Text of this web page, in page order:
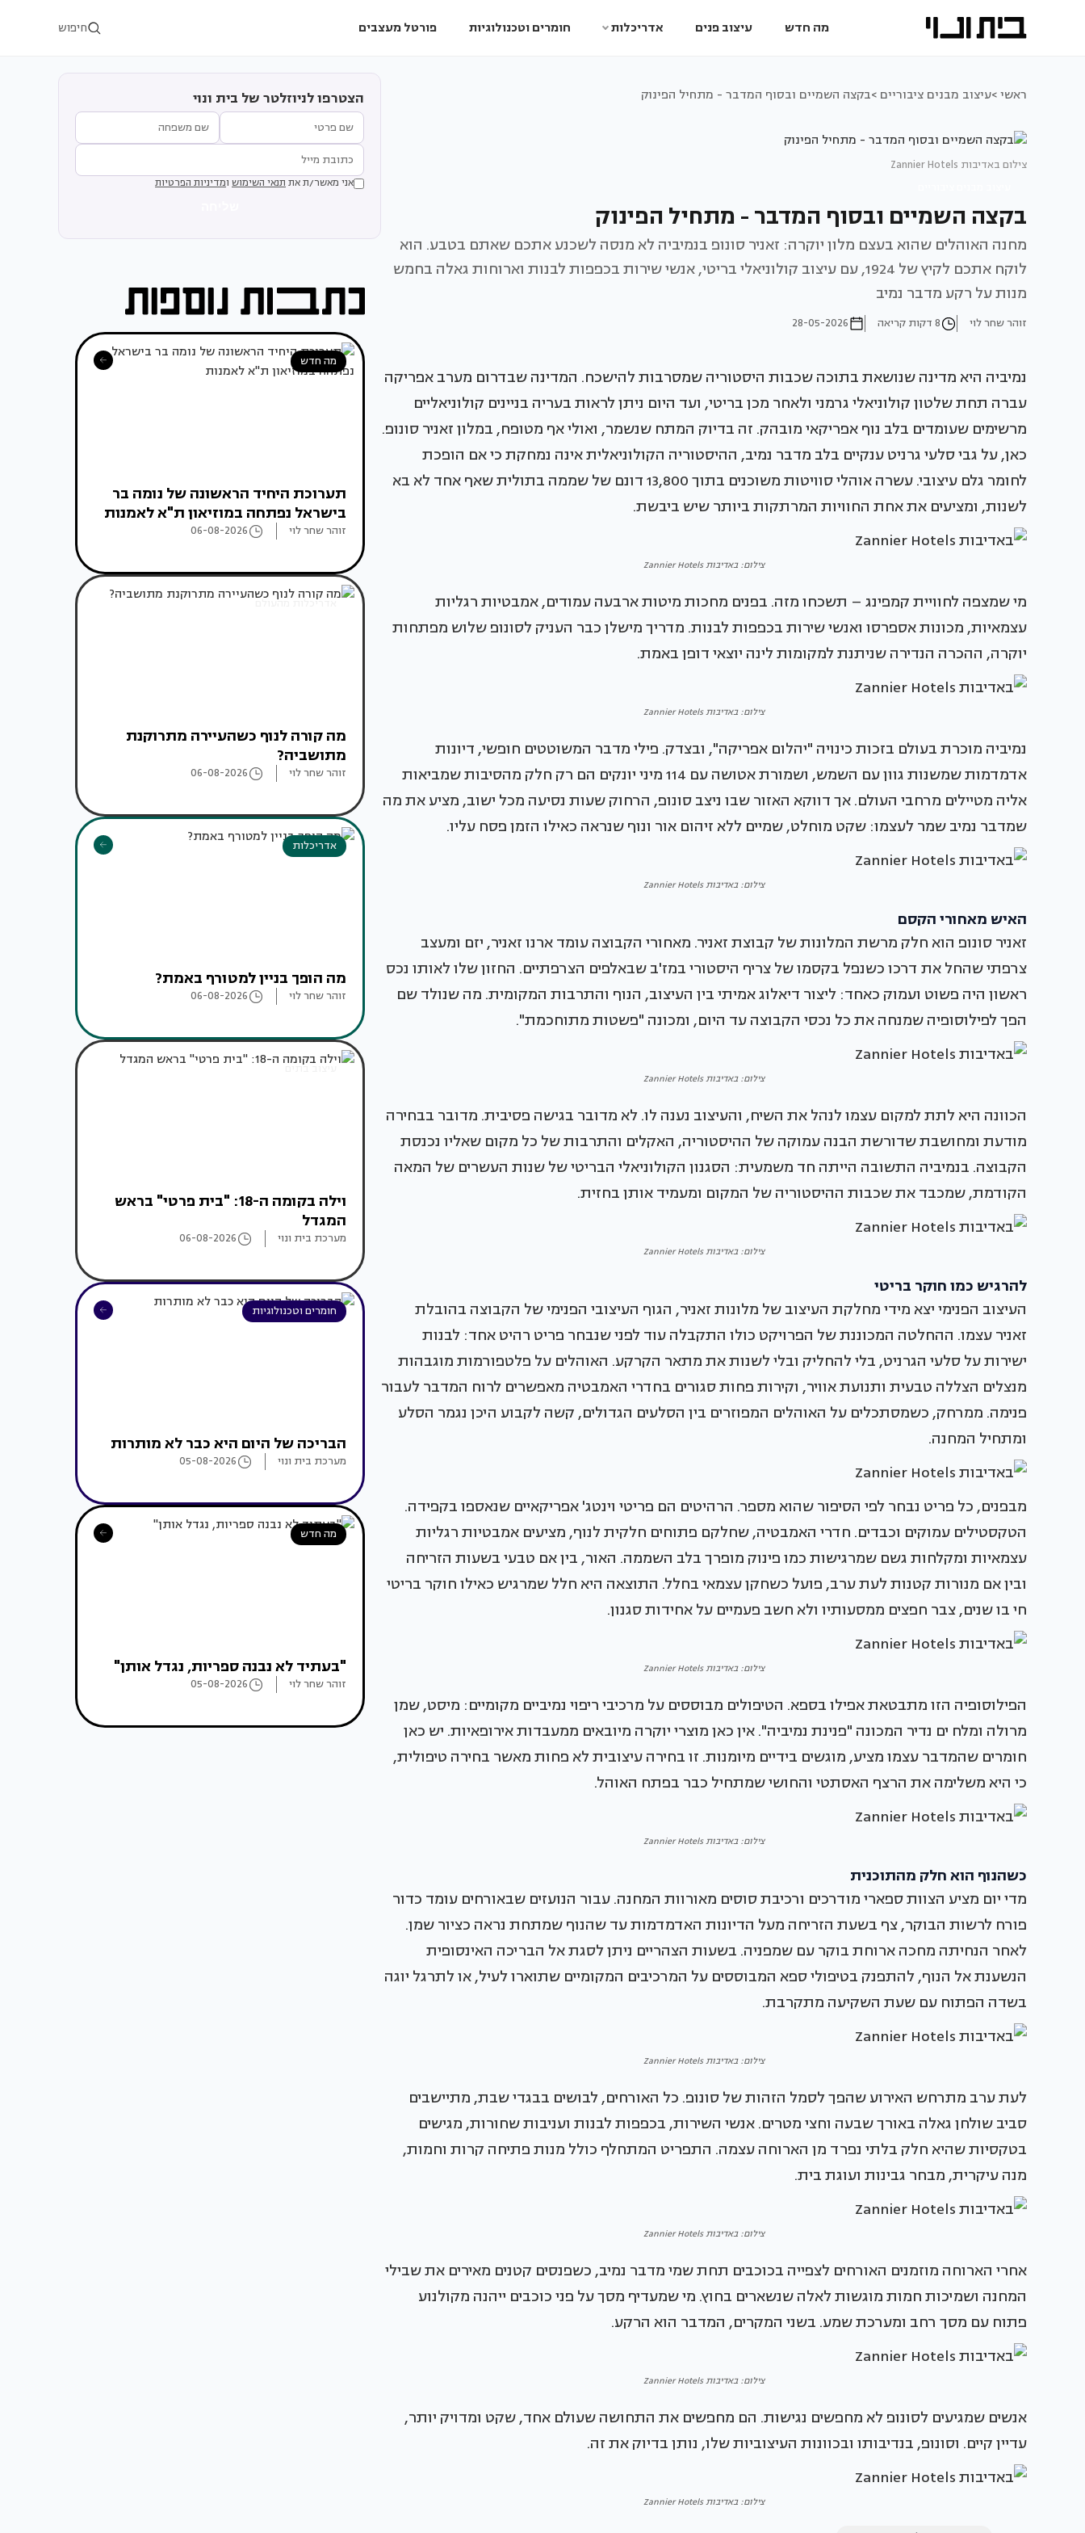
מה חדש עיצוב פנים אדריכלות חומרים וטכנולוגיות פורטל מעצבים חיפוש
ראשי >עיצוב מבנים ציבוריים >בקצה השמיים ובסוף המדבר - מתחיל הפינוק
צילום באדיבות Zannier Hotels
בקצה השמיים ובסוף המדבר - מתחיל הפינוק
מחנה האוהלים שהוא בעצם מלון יוקרה: זאניר סונופ בנמיביה לא מנסה לשכנע אתכם שאתם בטבע. הוא
לוקח אתכם לקיץ של 1924, עם עיצוב קולוניאלי בריטי, אנשי שירות בכפפות לבנות וארוחות גאלה בחמש
מנות על רקע מדבר נמיב
זוהר שחר לוי 8 דקות קריאה 28-05-2026
נמיביה היא מדינה שנושאת בתוכה שכבות היסטוריה שמסרבות להישכח. המדינה שבדרום מערב אפריקה
עברה תחת שלטון קולוניאלי גרמני ולאחר מכן בריטי, ועד היום ניתן לראות בעריה בניינים קולוניאליים
מרשימים שעומדים בלב נוף אפריקאי מובהק. זה בדיוק המתח שנשמר, ואולי אף מטופח, במלון זאניר סונופ.
כאן, על גבי סלעי גרניט ענקיים בלב מדבר נמיב, ההיסטוריה הקולוניאלית אינה נמחקת כי אם הופכת
לחומר גלם עיצובי. עשרה אוהלי סוויטות משוכנים בתוך 13,800 דונם של שממה בתולית שאף אחד לא בא
לשנות, ומציעים את אחת החוויות המרתקות ביותר שיש ביבשת.
צילום: באדיבות Zannier Hotels
מי שמצפה לחוויית קמפינג – תשכחו מזה. בפנים מחכות מיטות ארבעה עמודים, אמבטיות רגליות
עצמאיות, מכונות אספרסו ואנשי שירות בכפפות לבנות. מדריך מישלן כבר העניק לסונופ שלוש מפתחות
יוקרה, ההכרה הנדירה שניתנת למקומות לינה יוצאי דופן באמת.
צילום: באדיבות Zannier Hotels
נמיביה מוכרת בעולם בזכות כינויה "יהלום אפריקה", ובצדק. פילי מדבר המשוטטים חופשי, דיונות
אדמדמות שמשנות גוון עם השמש, ושמורת אטושה עם 114 מיני יונקים הם רק חלק מהסיבות שמביאות
אליה מטיילים מרחבי העולם. אך דווקא האזור שבו ניצב סונופ, הרחוק שעות נסיעה מכל ישוב, מציע את מה
שמדבר נמיב שמר לעצמו: שקט מוחלט, שמיים ללא זיהום אור ונוף שנראה כאילו הזמן פסח עליו.
צילום: באדיבות Zannier Hotels
האיש מאחורי הקסם
זאניר סונופ הוא חלק מרשת המלונות של קבוצת זאניר. מאחורי הקבוצה עומד ארנו זאניר, יזם ומעצב
צרפתי שהחל את דרכו כשנפל בקסמו של צריף היסטורי במז'ב שבאלפים הצרפתיים. החזון שלו לאותו נכס
ראשון היה פשוט ועמוק כאחד: ליצור דיאלוג אמיתי בין העיצוב, הנוף והתרבות המקומית. מה שנולד שם
הפך לפילוסופיה שמנחה את כל נכסי הקבוצה עד היום, ומכונה "פשטות מתוחכמת".
צילום: באדיבות Zannier Hotels
הכוונה היא לתת למקום עצמו לנהל את השיח, והעיצוב נענה לו. לא מדובר בגישה פסיבית. מדובר בבחירה
מודעת ומחושבת שדורשת הבנה עמוקה של ההיסטוריה, האקלים והתרבות של כל מקום שאליו נכנסת
הקבוצה. בנמיביה התשובה הייתה חד משמעית: הסגנון הקולוניאלי הבריטי של שנות העשרים של המאה
הקודמת, שמכבד את שכבות ההיסטוריה של המקום ומעמיד אותן בחזית.
צילום: באדיבות Zannier Hotels
להרגיש כמו חוקר בריטי
העיצוב הפנימי יצא מידי מחלקת העיצוב של מלונות זאניר, הגוף העיצובי הפנימי של הקבוצה בהובלת
זאניר עצמו. ההחלטה המכוננת של הפרויקט כולו התקבלה עוד לפני שנבחר פריט רהיט אחד: לבנות
ישירות על סלעי הגרניט, בלי להחליק ובלי לשנות את מתאר הקרקע. האוהלים על פלטפורמות מוגבהות
מנצלים הצללה טבעית ותנועת אוויר, וקירות פחות סגורים בחדרי האמבטיה מאפשרים לרוח המדבר לעבור
פנימה. ממרחק, כשמסתכלים על האוהלים המפוזרים בין הסלעים הגדולים, קשה לקבוע היכן נגמר הסלע
ומתחיל המחנה.
מבפנים, כל פריט נבחר לפי הסיפור שהוא מספר. הרהיטים הם פריטי וינטג' אפריקאיים שנאספו בקפידה.
הטקסטילים עמוקים וכבדים. חדרי האמבטיה, שחלקם פתוחים חלקית לנוף, מציעים אמבטיות רגליות
עצמאיות ומקלחות גשם שמרגישות כמו פינוק מופרך בלב השממה. האור, בין אם טבעי בשעות הזריחה
ובין אם מנורות קטנות לעת ערב, פועל כשחקן עצמאי בחלל. התוצאה היא חלל שמרגיש כאילו חוקר בריטי
חי בו שנים, צבר חפצים ממסעותיו ולא חשב פעמיים על אחידות סגנון.
צילום: באדיבות Zannier Hotels
הפילוסופיה הזו מתבטאת אפילו בספא. הטיפולים מבוססים על מרכיבי ריפוי נמיביים מקומיים: מיסט, שמן
מרולה ומלח ים נדיר המכונה "פנינת נמיביה". אין כאן מוצרי יוקרה מיובאים ממעבדות אירופאיות. יש כאן
חומרים שהמדבר עצמו מציע, מוגשים בידיים מיומנות. זו בחירה עיצובית לא פחות מאשר בחירה טיפולית,
כי היא משלימה את הרצף האסתטי והחושי שמתחיל כבר בפתח האוהל.
צילום: באדיבות Zannier Hotels
כשהנוף הוא חלק מהתוכנית
מדי יום מציע הצוות ספארי מודרכים ורכיבת סוסים מאורוות המחנה. עבור הנועזים שבאורחים עומד כדור
פורח לרשות הבוקר, צף בשעת הזריחה מעל הדיונות האדמדמות עד שהנוף שמתחת נראה כציור שמן.
לאחר הנחיתה מחכה ארוחת בוקר עם שמפניה. בשעות הצהריים ניתן לסגת אל הבריכה האינסופית
הנשענת אל הנוף, להתפנק בטיפולי ספא המבוססים על המרכיבים המקומיים שתוארו לעיל, או לתרגל יוגה
בשדה הפתוח עם שעת השקיעה מתקרבת.
צילום: באדיבות Zannier Hotels
לעת ערב מתרחש האירוע שהפך לסמל הזהות של סונופ. כל האורחים, לבושים בבגדי שבת, מתיישבים
סביב שולחן גאלה באורך שבעה וחצי מטרים. אנשי השירות, בכפפות לבנות ועניבות שחורות, מגישים
בטקסיות שהיא חלק בלתי נפרד מן הארוחה עצמה. התפריט המתחלף כולל מנות פתיחה קרות וחמות,
מנה עיקרית, מבחר גבינות ועוגת בית.
צילום: באדיבות Zannier Hotels
אחרי הארוחה מוזמנים האורחים לצפייה בכוכבים תחת שמי מדבר נמיב, כשפנסים קטנים מאירים את שבילי
המחנה ושמיכות חמות מוגשות לאלה שנשארים בחוץ. מי שמעדיף מסך על פני כוכבים ייהנה מקולנוע
פתוח עם מסך רחב ומערכת שמע. בשני המקרים, המדבר הוא הרקע.
צילום: באדיבות Zannier Hotels
אנשים שמגיעים לסונופ לא מחפשים נגישות. הם מחפשים את התחושה שעולם אחד, שקט ומדויק יותר,
עדיין קיים. וסונופ, בנדיבותו ובכוונות העיצוביות שלו, נותן בדיוק את זה.
צילום: באדיבות Zannier Hotels
הצטרפו לניוזלטר של בית ונוי
אני מאשר/ת את תנאי השימוש ומדיניות הפרטיות
מה חדש
תערוכת היחיד הראשונה של נומה בר
בישראל נפתחה במוזיאון ת"א לאמנות
זוהר שחר לוי 06-08-2026
אדריכלות מהעולם
מה קורה לנוף כשהעיירה מתרוקנת
מתושביה?
זוהר שחר לוי 06-08-2026
אדריכלות
מה הופך בניין למטורף באמת?
זוהר שחר לוי 06-08-2026
עיצוב בתים
וילה בקומה ה-18: "בית פרטי" בראש
המגדל
מערכת בית ונוי 06-08-2026
חומרים וטכנולוגיות
הבריכה של היום היא כבר לא מותרות
מערכת בית ונוי 05-08-2026
מה חדש
"בעתיד לא נבנה ספריות, נגדל אותן"
זוהר שחר לוי 05-08-2026